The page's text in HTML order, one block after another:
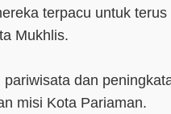
terpacu untuk terus
Mukhlis.
dan
misi Kota Pariaman.